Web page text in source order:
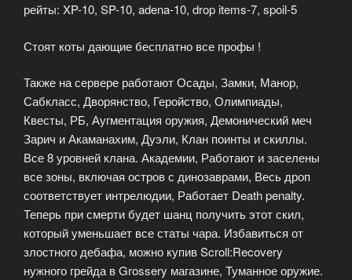
рейты: XP-10, SP-10, adena-10, drop items-7, spoil-5
Стоят коты дающие бесплатно все профы !
Также на сервере работают Осады, Замки, Манор,
Сабкласс, Дворянство, Геройство, Олимпиады,
Квесты, РБ, Аугментация оружия, Демонический меч
Зарич и Акаманахим, Дуэли, Клан поинты и скиллы.
Все 8 уровней клана. Академии, Работают и заселены
все зоны, включая остров с динозаврами, Весь дроп
соответствует интрелюдии, Работает Death penalty.
Теперь при смерти будет шанц получить этот скил,
который уменьшает все статы чара. Избавиться от
злостного дебафа, можно купив Scroll:Recovery
нужного грейда в Grossery магазине, Туманное оружие.